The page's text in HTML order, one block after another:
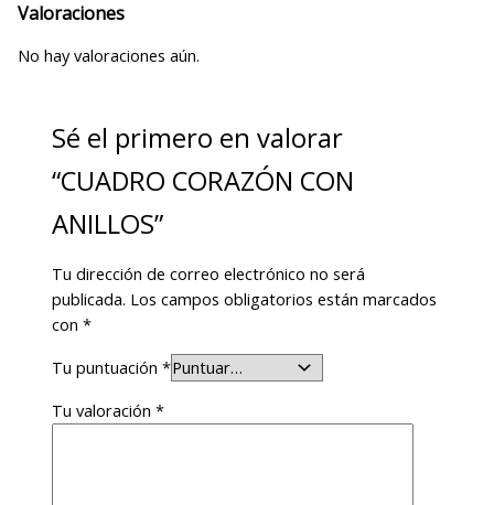
Valoraciones
No hay valoraciones aún.
Sé el primero en valorar
“CUADRO CORAZÓN CON
ANILLOS”
Tu dirección de correo electrónico no será
publicada. Los campos obligatorios están marcados
con*
Tu puntuación*
Tu valoración*